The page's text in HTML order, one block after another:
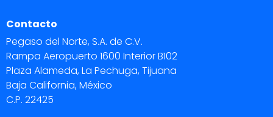
Contacto
Pegaso del Norte, S.A. de C.V.
Rampa Aeropuerto 1600 Interior B102
Plaza Alameda, La Pechuga, Tijuana
Baja California, México
C.P. 22425